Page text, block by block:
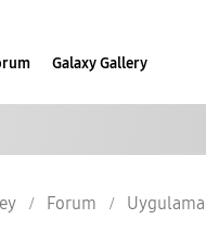
Galaxy Gallery
Forum